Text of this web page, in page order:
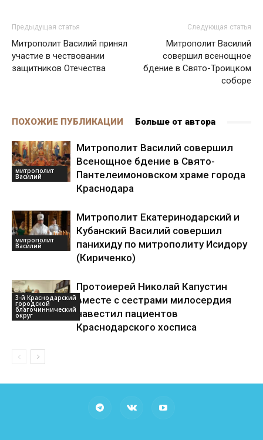
Предыдущая статья
Митрополит Василий принял
участие в чествовании
защитников Отечества
Следующая статья
Митрополит Василий
совершил всенощное
бдение в Свято-Троицком
соборе
ПОХОЖИЕ ПУБЛИКАЦИИ Больше от автора
митрополит
Василий
Митрополит Василий совершил
Всенощное бдение в Свято-
Пантелеимоновском храме города
Краснодара
митрополит
Василий
Митрополит Екатеринодарский и
Кубанский Василий совершил
панихиду по митрополиту Исидору
(Кириченко)
3-й Краснодарский
городской
благочиннический
округ
Протоиерей Николай Капустин
вместе с сестрами милосердия
навестил пациентов
Краснодарского хосписа